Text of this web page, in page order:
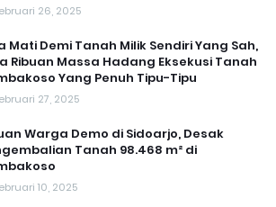
26, 2025
Mati Demi Tanah Milik Sendiri Yang Sah,
Ribuan Massa Hadang Eksekusi Tanah
Yang Penuh Tipu-Tipu
27, 2025
Warga Demo di Sidoarjo, Desak
Tanah 98.468 m² di
10, 2025